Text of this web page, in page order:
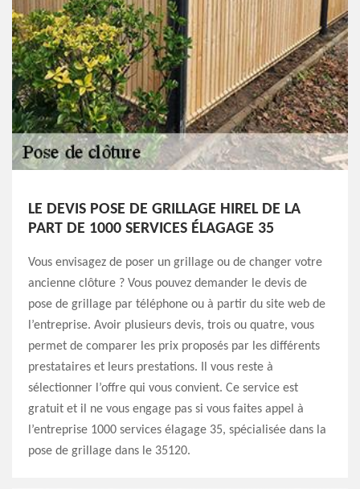
LE DEVIS POSE DE GRILLAGE HIREL DE LA
PART DE 1000 SERVICES ÉLAGAGE 35
Vous envisagez de poser un grillage ou de changer votre
ancienne clôture ? Vous pouvez demander le devis de
pose de grillage par téléphone ou à partir du site web de
l’entreprise. Avoir plusieurs devis, trois ou quatre, vous
permet de comparer les prix proposés par les différents
prestataires et leurs prestations. Il vous reste à
sélectionner l’offre qui vous convient. Ce service est
gratuit et il ne vous engage pas si vous faites appel à
l’entreprise 1000 services élagage 35, spécialisée dans la
pose de grillage dans le 35120.